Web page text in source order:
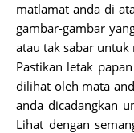
matlamat anda di
gambar-gambar
atau tak sabar
Pastikan letak
dilihat oleh mata
anda dicadangkan
Lihat dengan